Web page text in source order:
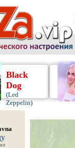
Black
Dog
(Led
Zeppelin)